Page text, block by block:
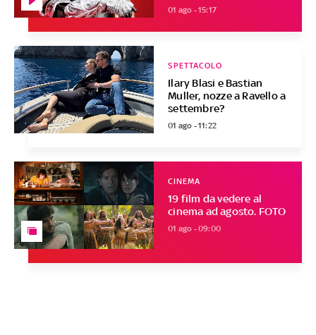
01 ago - 15:17
Ilary Blasi e Bastian
Muller, nozze a Ravello a
settembre?
SPETTACOLO
01 ago - 11:22
19 film da vedere al
cinema ad agosto. FOTO
CINEMA
01 ago - 09:00